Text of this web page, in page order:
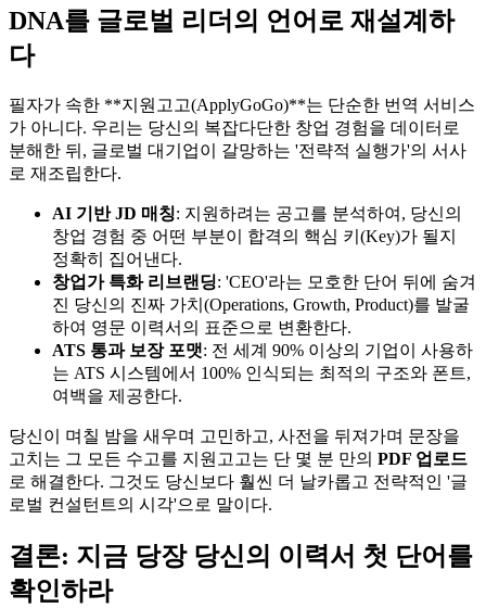
DNA를 글로벌 리더의 언어로 재설계하
다
필자가 속한 ​**지원고고(ApplyGoGo)**는 단순한 번역 서비스
가 아니다. 우리는 당신의 복잡다단한 창업 경험을 데이터로
분해한 뒤, 글로벌 대기업이 갈망하는 '전략적 실행가'의 서사
로 재조립한다.
AI 기반 JD 매칭: 지원하려는 공고를 분석하여, 당신의
창업 경험 중 어떤 부분이 합격의 핵심 키(Key)가 될지
정확히 집어낸다.
창업가 특화 리브랜딩: 'CEO'라는 모호한 단어 뒤에 숨겨
진 당신의 진짜 가치(Operations, Growth, Product)를 발굴
하여 영문 이력서의 표준으로 변환한다.
ATS 통과 보장 포맷: 전 세계 90% 이상의 기업이 사용하
는 ATS 시스템에서 100% 인식되는 최적의 구조와 폰트,
여백을 제공한다.
당신이 며칠 밤을 새우며 고민하고, 사전을 뒤져가며 문장을
고치는 그 모든 수고를 지원고고는 단 몇 분 만의 ​ PDF 업로드
로 해결한다. 그것도 당신보다 훨씬 더 날카롭고 전략적인 '글
로벌 컨설턴트의 시각'으로 말이다.
결론: 지금 당장 당신의 이력서 첫 단어를
확인하라